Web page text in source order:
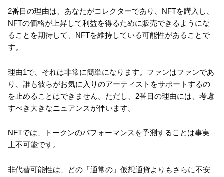
2番目の理由は、あなたがコレクターであり、NFTを購入し、
NFTの価格が上昇して利益を得るために販売できるようにな
ることを期待して、NFTを維持している可能性があることで
す。
理由1で、それは非常に簡単になります。ファンはファンであ
り、誰も彼らがお気に入りのアーティストをサポートするの
を止めることはできません。ただし、2番目の理由には、考慮
すべき大きなニュアンスが伴います。
NFTでは、トークンのパフォーマンスを予測することは事実
上不可能です。
非代替可能性は、どの「通常の」仮想通貨よりもさらに不安